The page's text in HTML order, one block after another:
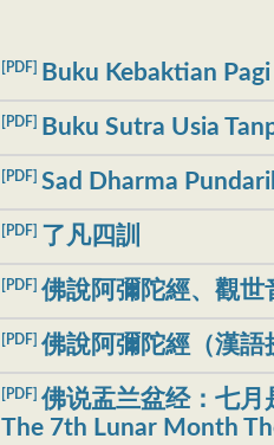
[PDF] Buku Kebaktian
[PDF] Buku Sutra Usia
[PDF] Sad Dharma
[PDF] 了凡四訓
[PDF] 佛說阿彌陀經、觀世
[PDF] 佛說阿彌陀經（漢語
[PDF]
佛说盂兰盆经：七月
The 7th Lunar Month